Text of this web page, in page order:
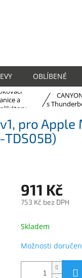
OBLÍBENÉ
a
s
pro Apple
911 Kč
753 Kč bez DPH
cena:
Skladem
Možnosti